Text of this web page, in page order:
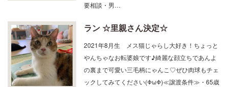
要相談・男…
ラン ☆里親さん決定☆
2021年8月生 メス猫じゃらし大好き！ちょっと
やんちゃなお転婆娘です♪綺麗な顔立ちであんよ
の裏まで可愛い三毛柄にゃんこ♡ぜひ肉球もチェ
ックしてみてください(ΦωΦ)≪譲渡条件≫・65歳